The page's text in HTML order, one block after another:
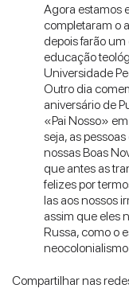
Agora estamos
completaram o
depois farão
educação
Universidade
Outro dia
aniversário de
«Pai Nosso»
seja, as
nossas Boas
que antes as
felizes por
las aos nossos
assim que eles
Russa, como o
Compartilhar nas